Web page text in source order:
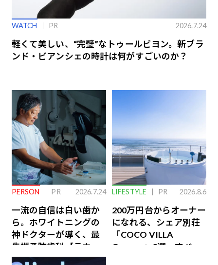
WATCH PR 2026.7.24
軽くて美しい、“完璧”なトゥールビヨン。新ブラ
ンド・ビアンシェの時計は何がすごいのか？
PERSON PR 2026.7.24
一流の自信は白い歯か
ら。ホワイトニングの
神ドクターが導く、最
先端予防歯科【ラウン
ジ会員特典あり】
LIFESTYLE PR 2026.8.6
200万円台からオーナー
になれる、シェア別荘
「COCO VILLA
Owners」3選。すべて